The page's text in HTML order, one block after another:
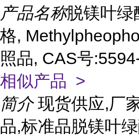
产品名称脱镁叶绿
格,
照品, CAS号
相似产品 >
简介 现货供应,厂
品,标准品脱镁叶